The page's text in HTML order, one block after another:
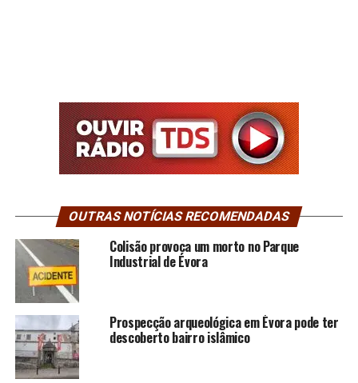
OUTRAS NOTÍCIAS RECOMENDADAS
Colisão provoca um morto no Parque
Industrial de Évora
Prospecção arqueológica em Évora pode ter
descoberto bairro islâmico